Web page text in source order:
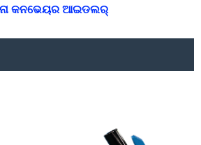
କନଭେୟର ଆଇଡଲର୍